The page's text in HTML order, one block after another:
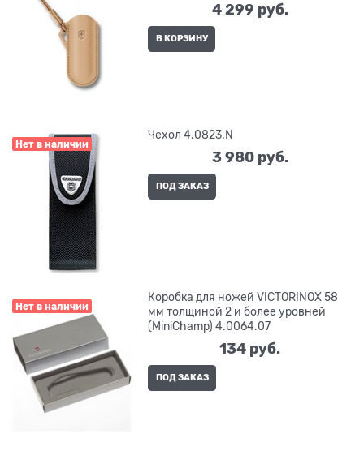
4 299 руб.
В КОРЗИНУ
Нет в наличии
Чехол 4.0823.N
3 980 руб.
ПОД ЗАКАЗ
Нет в наличии
Коробка для ножей VICTORINOX 58
мм толщиной 2 и более уровней
(MiniChamp) 4.0064.07
134 руб.
ПОД ЗАКАЗ